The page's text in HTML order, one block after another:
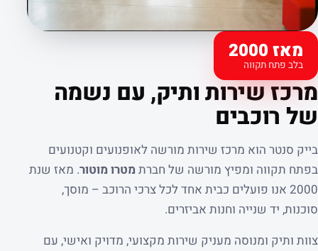
מאז 2000
בלב פתח תקווה
קצת עלינו
מרכז שירות ותיק, עם נשמה
של רוכבים
בייק סנטר הוא מרכז שירות מורשה לאופנועים וקטנועים
בפתח תקווה ומפיץ מורשה של חברת מטרו מוטור. מאז שנת
2000 אנו פועלים כבית אחד לכל צרכי הרוכב – מוסך,
סוכנות, יד שנייה וחנות אביזרים.
צוות ותיק ומנוסה מעניק שירות מקצועי, מדויק ואישי, עם